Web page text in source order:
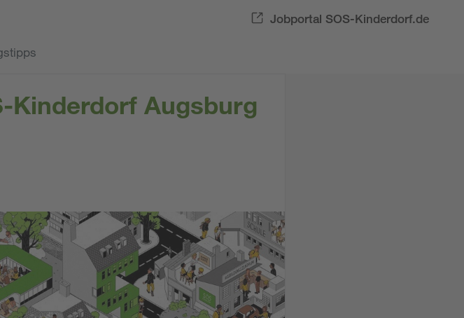
Jobportal SOS-Kinderdorf.de
Kinderdorf Augsburg